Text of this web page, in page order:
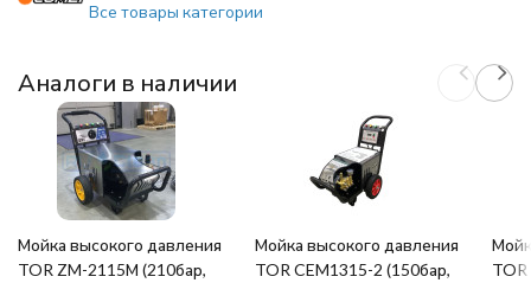
Все товары категории
Аналоги в наличии
Мойка высокого давления
TOR ZM-2115М (210бар,
Мойка высокого давления
TOR CEM1315-2 (150бар,
TOR